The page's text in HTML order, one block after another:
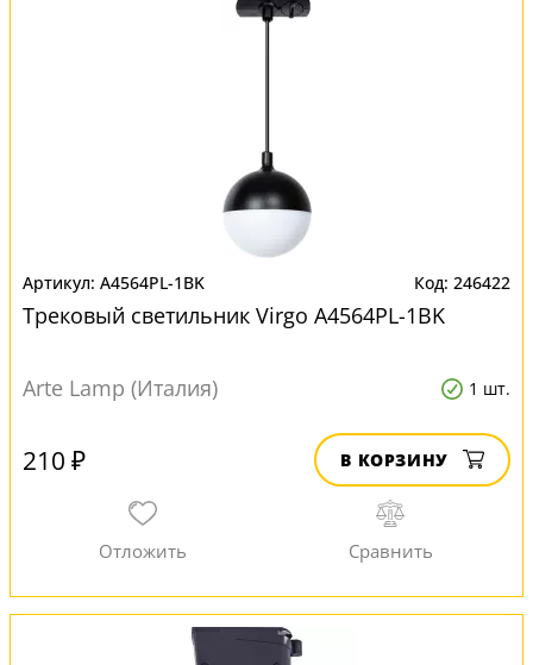
A4564PL-1BK 246422
Трековый светильник Virgo A4564PL-1BK
Arte Lamp (Италия) 1 шт.
210 ₽ В КОРЗИНУ